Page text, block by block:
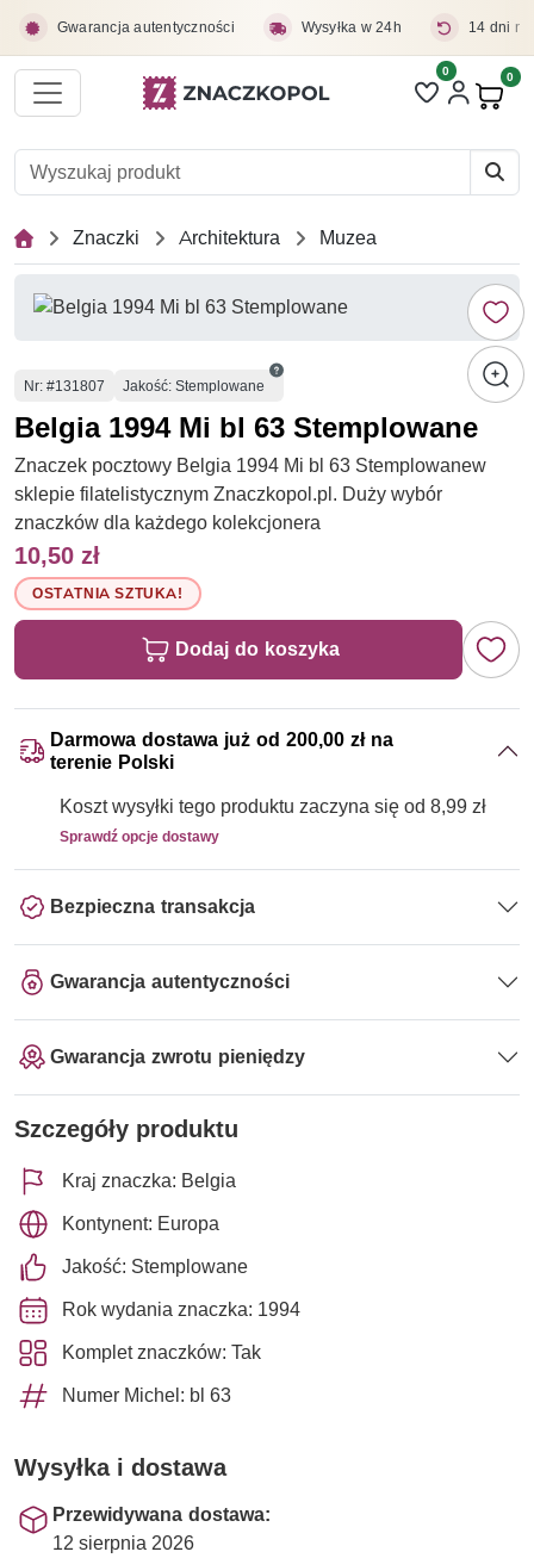
Gwarancja autentyczności Wysyłka w 24h 14 dni
Liczba pozycji
0 0
Znaczki Architektura Muzea
Numer
Nr: #131807 Jakość: Stemplowane
Belgia 1994 Mi bl 63 Stemplowane
Znaczek pocztowy Belgia 1994 Mi bl 63 Stemplowanew
sklepie filatelistycznym Znaczkopol.pl. Duży wybór
znaczków dla każdego kolekcjonera
10,50 zł
OSTATNIA SZTUKA!
Dodaj do koszyka
Darmowa dostawa już od 200,00 zł na
terenie Polski
Koszt wysyłki tego produktu zaczyna się od 8,99 zł
Sprawdź opcje dostawy
Bezpieczna transakcja
Gwarancja autentyczności
Gwarancja zwrotu pieniędzy
Szczegóły produktu
Kraj znaczka: Belgia
Kontynent: Europa
Jakość: Stemplowane
Rok wydania znaczka: 1994
Komplet znaczków: Tak
Numer Michel: bl 63
Wysyłka i dostawa
Przewidywana dostawa:
12 sierpnia 2026